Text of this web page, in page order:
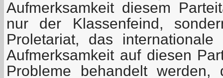
Aufmerksamkeit diesem
nur der Klassenfeind,
Proletariat, das
Aufmerksamkeit auf diesen
Probleme behandelt werden,